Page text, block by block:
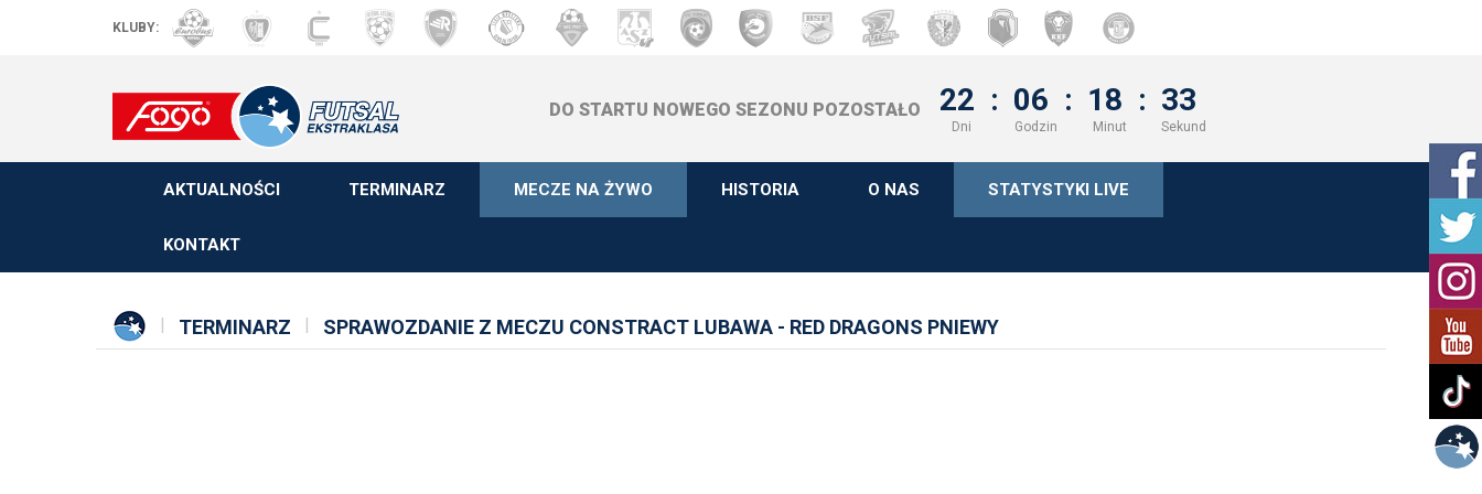
KLUBY:
DO STARTU NOWEGO SEZONU POZOSTAŁO 22 : 06 : 18 : 33
Dni Godzin Minut Sekund
AKTUALNOŚCI TERMINARZ MECZE NA ŻYWO HISTORIA O NAS STATYSTYKI LIVE
KONTAKT
TERMINARZ SPRAWOZDANIE Z MECZU CONSTRACT LUBAWA - RED DRAGONS PNIEWY